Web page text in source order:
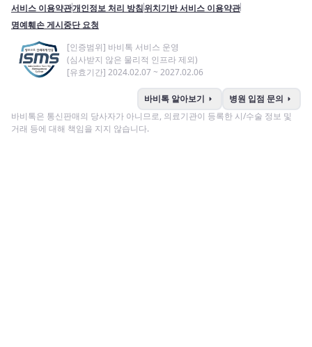
서비스 이용약관개인정보 처리 방침위치기반 서비스 이용약관
명예훼손 게시중단 요청
[인증범위] 바비톡 서비스 운영
(심사받지 않은 물리적 인프라 제외)
[유효기간] 2024.02.07 ~ 2027.02.06
바비톡 알아보기 arrow_right 병원 입점 문의 arrow_right
바비톡은 통신판매의 당사자가 아니므로, 의료기관이 등록한 시/수술 정보 및
거래 등에 대해 책임을 지지 않습니다.